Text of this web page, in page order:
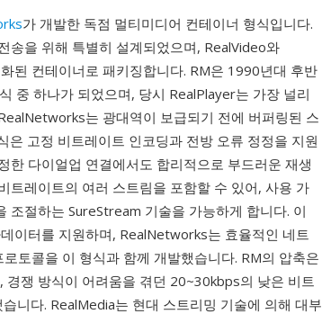
가 개발한 독점 멀티미디어 컨테이너 형식입니다.
송을 위해 특별히 설계되었으며, RealVideo와
된 컨테이너로 패키징합니다. RM은 1990년대 후반
중 하나가 되었으며, 당시 RealPlayer는 가장 널리
는 광대역이 보급되기 전에 버퍼링된 스
은 고정 비트레이트 인코딩과 전방 오류 정정을 지원
한 다이얼업 연결에서도 합리적으로 부드러운 재생
트레이트의 여러 스트림을 포함할 수 있어, 사용 가
조절하는 SureStream 기술을 가능하게 합니다. 이
이터를 지원하며, RealNetworks는 효율적인 네트
토콜을 이 형식과 함께 개발했습니다. RM의 압축은
쟁 방식이 어려움을 겪던 20~30kbps의 낮은 비트
니다. RealMedia는 현대 스트리밍 기술에 의해 대부